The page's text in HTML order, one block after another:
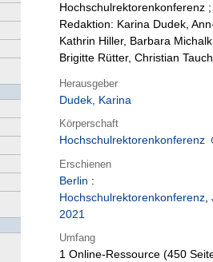
Hochschulrektorenkonferenz ;
Redaktion: Karina Dudek,
Kathrin Hiller, Barbara
Brigitte Rütter, Christian Tauch
Herausgeber
Dudek, Karina
Körperschaft
Hochschulrektorenkonferenz
Erschienen
Berlin :
Hochschulrektorenkonferenz,
2021
Umfang
1 Online-Ressource (450